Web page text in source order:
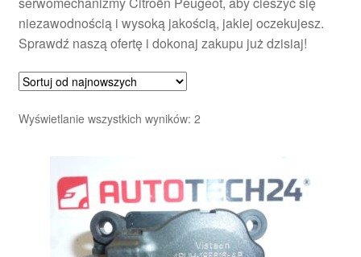
Zasady i warunki
niezawodnością i wysoką jakością, jakiej oczekujesz.
Sprawdź naszą ofertę i dokonaj zakupu już dzisiaj!
Wyświetlanie wszystkich wyników: 2Posortowane